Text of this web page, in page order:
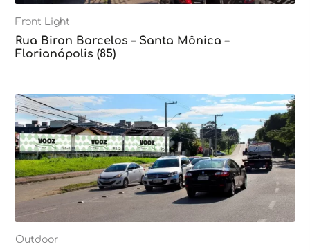
Front Light
Rua Biron Barcelos – Santa Mônica –
Florianópolis (85)
Outdoor